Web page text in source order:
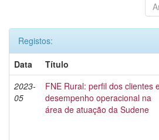
Registos:
Data
Título
2023-
05
FNE Rural: perfil dos clientes
desempenho operacional na
área de atuação da Sudene